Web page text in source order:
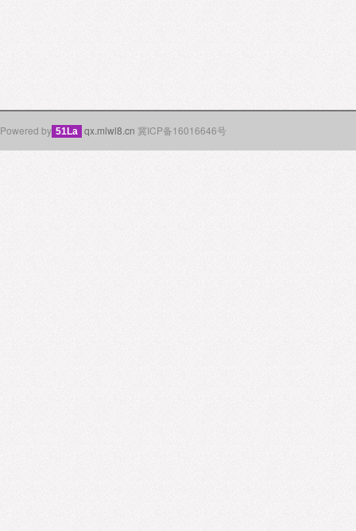
Powered by 51La qx.mlwl8.cn 冀ICP备16016646号